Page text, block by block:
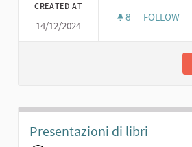
CREATED AT
14/12/2024
8 8 FOLLOWERS
FOLLOW
Presentazioni di libri